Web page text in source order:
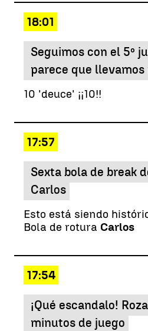
18:01
Seguimos con el 5º
parece que llevamos
10 'deuce' ¡¡10!!
17:57
Sexta bola de break
Carlos
Esto está siendo
Bola de rotura Carlos
17:54
¡Qué escandalo!
minutos de juego